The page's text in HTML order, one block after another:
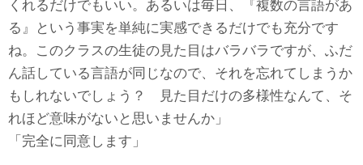
くれるだけでもいい。あるいは毎日、『複数の言語があ
る』という事実を単純に実感できるだけでも充分です
ね。このクラスの生徒の見た目はバラバラですが、ふだ
ん話している言語が同じなので、それを忘れてしまうか
もしれないでしょう？ 見た目だけの多様性なんて、そ
れほど意味がないと思いませんか」
「完全に同意します」